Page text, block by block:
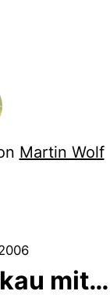
Martin Wolf
mit…